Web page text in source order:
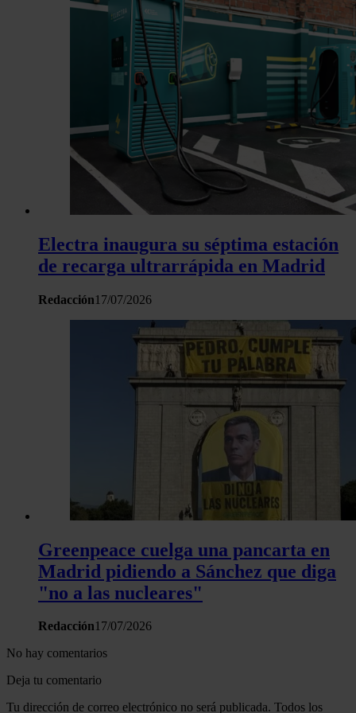
Las cookies de este sitio web se usan para personalizar el
y los anuncios, ofrecer funciones de redes sociales y
tráfico. Además, compartimos información sobre el uso que
sitio web con nuestros partners de redes sociales,
análisis web, quienes pueden combinarla con otra
haya proporcionado o que hayan recopilado a partir del uso
hecho de sus servicios.
Electra inaugura su séptima estación
de recarga ultrarrápida en Madrid
Redacción17/07/2026
Greenpeace cuelga una pancarta en
Madrid pidiendo a Sánchez que diga
"no a las nucleares"
Redacción17/07/2026
No hay comentarios
Deja tu comentario
Tu dirección de correo electrónico no será publicada. Todos los